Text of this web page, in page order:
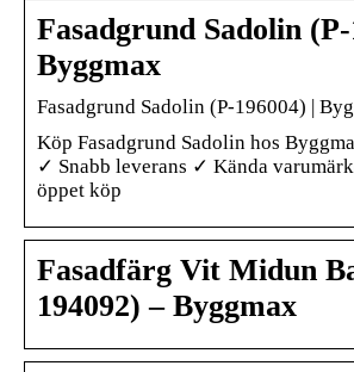
Fasadgrund Sadolin
Byggmax
Fasadgrund Sadolin (P-196004) |
Köp Fasadgrund Sadolin hos
✓ Snabb leverans ✓ Kända
öppet köp
Fasadfärg Vit Midun
194092) – Byggmax